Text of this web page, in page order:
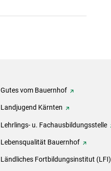
Gutes vom Bauernhof
Landjugend Kärnten
Lehrlings- u. Fachausbildungsstelle
Lebensqualität Bauernhof
Ländliches Fortbildungsinstitut (LFI)